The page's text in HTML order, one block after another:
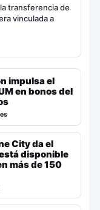
transferencia de
vinculada a
impulsa el
en bonos del
City da el
disponible
más de 150